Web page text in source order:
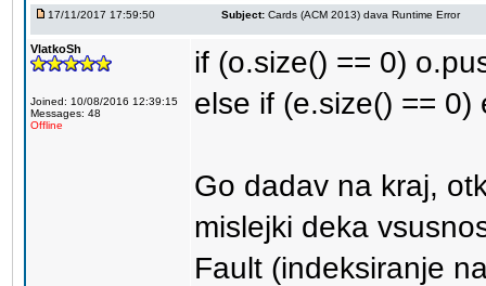
17/11/2017 17:59:50 Subject: Cards (ACM 2013) dava Runtime Error
VlatkoSh
Joined: 10/08/2016 12:39:15
Messages: 48
Offline
if (o.size() == 0)
else if (e.size() == 0)
Go dadav na kraj,
mislejki deka
Fault (indeksiranje